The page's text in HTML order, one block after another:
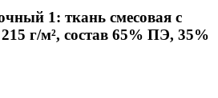
1: ткань смесовая с
г/м², состав 65% ПЭ, 35%